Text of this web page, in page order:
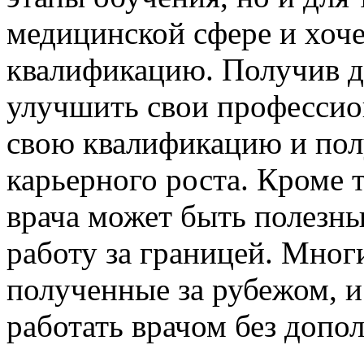
медицинской сфере и
квалификацию. Получив
улучшить свои
свою квалификацию и
карьерного роста. Кроме
врача может быть
работу за границей.
полученные за рубежом,
работать врачом без